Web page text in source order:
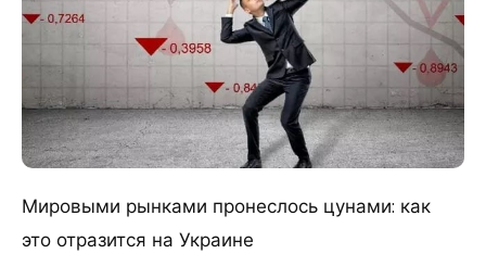
Мировыми рынками пронеслось цунами: как
это отразится на Украине